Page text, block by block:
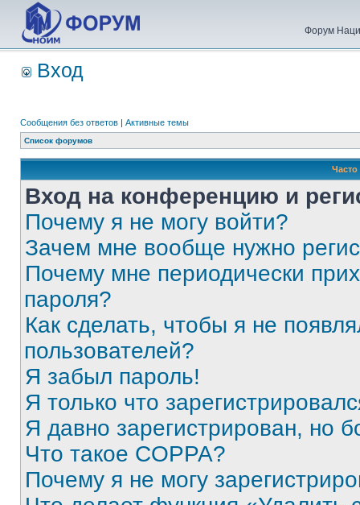
Форум
Вход
Сообщения без ответов | Активные темы
Список форумов
Вход на конференцию и
Почему я не могу войти?
Зачем мне вообще нужно
Почему мне периодически
пароля?
Как сделать, чтобы я не
пользователей?
Я забыл пароль!
Я только что
Я давно зарегистрирован, но
Что такое COPPA?
Почему я не могу